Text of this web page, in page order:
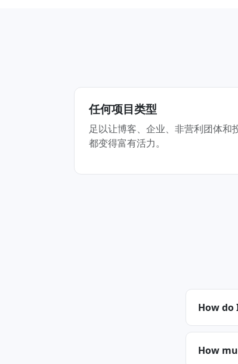
任何项目类型
足以让博客、企业、非营利团体和
都变得富有活力。
How do
How